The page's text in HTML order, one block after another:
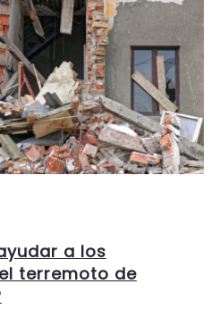
a los
terremoto de